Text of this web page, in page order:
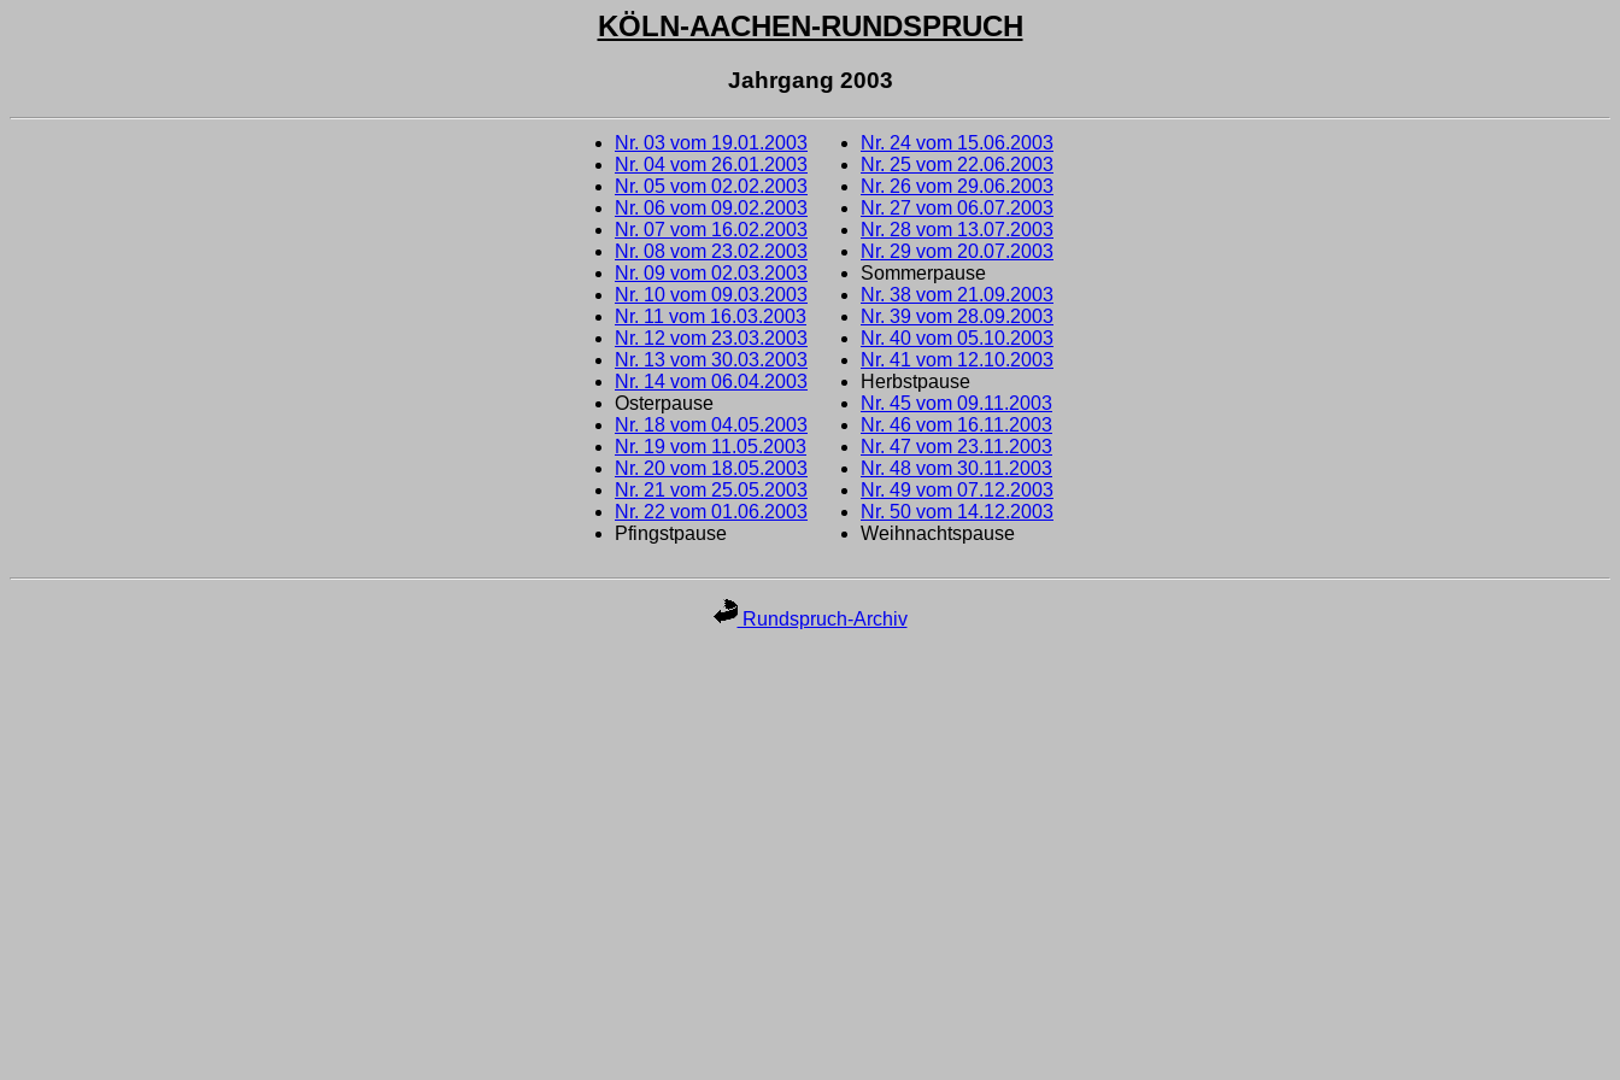
KÖLN-AACHEN-RUNDSPRUCH
Jahrgang 2003
Nr. 03 vom 19.01.2003
Nr. 04 vom 26.01.2003
Nr. 05 vom 02.02.2003
Nr. 06 vom 09.02.2003
Nr. 07 vom 16.02.2003
Nr. 08 vom 23.02.2003
Nr. 09 vom 02.03.2003
Nr. 10 vom 09.03.2003
Nr. 11 vom 16.03.2003
Nr. 12 vom 23.03.2003
Nr. 13 vom 30.03.2003
Nr. 14 vom 06.04.2003
Osterpause
Nr. 18 vom 04.05.2003
Nr. 19 vom 11.05.2003
Nr. 20 vom 18.05.2003
Nr. 21 vom 25.05.2003
Nr. 22 vom 01.06.2003
Pfingstpause
Nr. 24 vom 15.06.2003
Nr. 25 vom 22.06.2003
Nr. 26 vom 29.06.2003
Nr. 27 vom 06.07.2003
Nr. 28 vom 13.07.2003
Nr. 29 vom 20.07.2003
Sommerpause
Nr. 38 vom 21.09.2003
Nr. 39 vom 28.09.2003
Nr. 40 vom 05.10.2003
Nr. 41 vom 12.10.2003
Herbstpause
Nr. 45 vom 09.11.2003
Nr. 46 vom 16.11.2003
Nr. 47 vom 23.11.2003
Nr. 48 vom 30.11.2003
Nr. 49 vom 07.12.2003
Nr. 50 vom 14.12.2003
Weihnachtspause
Rundspruch-Archiv